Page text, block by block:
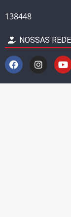
138448
NOSSAS